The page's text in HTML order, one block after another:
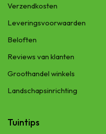
Verzendkosten
Leveringsvoorwaarden
Beloften
Reviews van klanten
Groothandel winkels
Landschapsinrichting
Tuintips